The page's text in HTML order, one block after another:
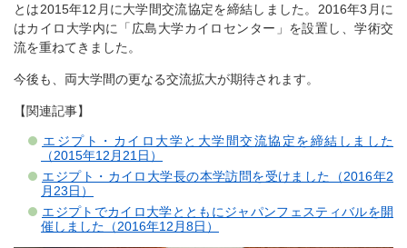
とは2015年12月に大学間交流協定を締結しました。2016年3月に
はカイロ大学内に「広島大学カイロセンター」を設置し、学術交
流を重ねてきました。
今後も、両大学間の更なる交流拡大が期待されます。
【関連記事】
エジプト・カイロ大学と大学間交流協定を締結しました
（2015年12月21日）
エジプト・カイロ大学長の本学訪問を受けました（2016年2
月23日）
エジプトでカイロ大学とともにジャパンフェスティバルを開
催しました（2016年12月8日）